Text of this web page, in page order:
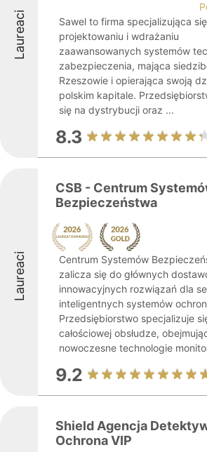
Laureaci
Sawel to firma specjalizująca
projektowaniu i wdrażaniu
zaawansowanych systemów
zabezpieczenia, mająca
Rzeszowie i opierająca swoją
polskim kapitale.
się na dystrybucji oraz ...
8.3
Laureaci
CSB - Centrum
Bezpieczeństwa
Centrum Systemów
zalicza się do głównych
innowacyjnych rozwiązań dla
inteligentnych systemów
Przedsiębiorstwo specjalizuje
całościowej obsłudze,
nowoczesne technologie
9.2
Shield Agencja
Ochrona VIP